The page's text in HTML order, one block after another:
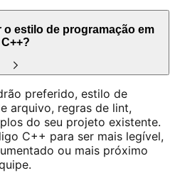
o estilo de programação em
C++?
preferido, estilo de
arquivo, regras de lint,
do seu projeto existente.
C++ para ser mais legível,
ou mais próximo